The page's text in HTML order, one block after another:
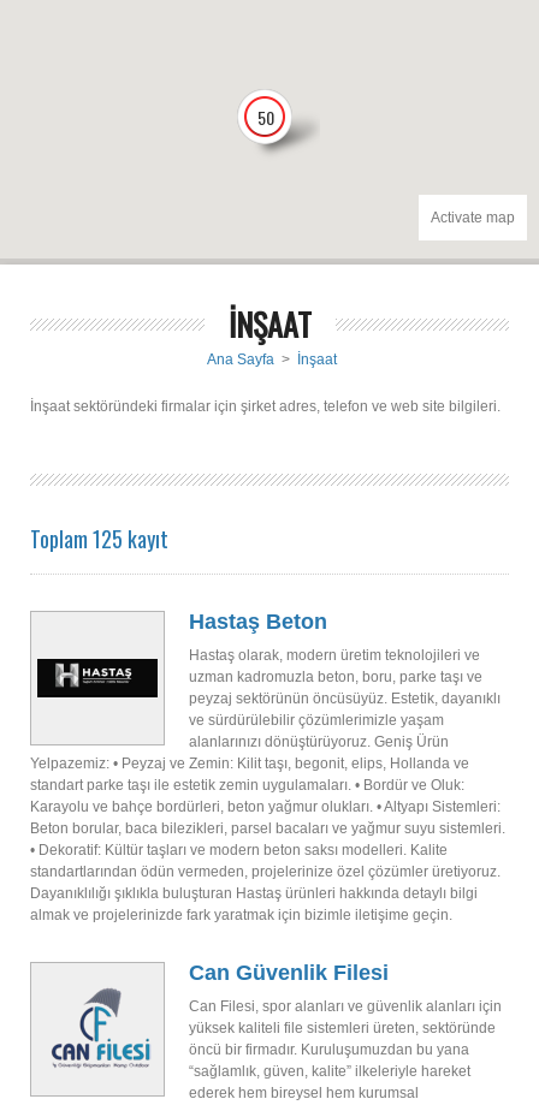
50
Activate map
İNŞAAT
Ana Sayfa> İnşaat
İnşaat sektöründeki firmalar için şirket adres, telefon ve web site bilgileri.
Toplam 125 kayıt
Hastaş Beton
Hastaş olarak, modern üretim teknolojileri ve
uzman kadromuzla beton, boru, parke taşı ve
peyzaj sektörünün öncüsüyüz. Estetik, dayanıklı
ve sürdürülebilir çözümlerimizle yaşam
alanlarınızı dönüştürüyoruz. Geniş Ürün
Yelpazemiz: • Peyzaj ve Zemin: Kilit taşı, begonit, elips, Hollanda ve
standart parke taşı ile estetik zemin uygulamaları. • Bordür ve Oluk:
Karayolu ve bahçe bordürleri, beton yağmur olukları. • Altyapı Sistemleri:
Beton borular, baca bilezikleri, parsel bacaları ve yağmur suyu sistemleri.
• Dekoratif: Kültür taşları ve modern beton saksı modelleri. Kalite
standartlarından ödün vermeden, projelerinize özel çözümler üretiyoruz.
Dayanıklılığı şıklıkla buluşturan Hastaş ürünleri hakkında detaylı bilgi
almak ve projelerinizde fark yaratmak için bizimle iletişime geçin.
Can Güvenlik Filesi
Can Filesi, spor alanları ve güvenlik alanları için
yüksek kaliteli file sistemleri üreten, sektöründe
öncü bir firmadır. Kuruluşumuzdan bu yana
“sağlamlık, güven, kalite” ilkeleriyle hareket
ederek hem bireysel hem kurumsal